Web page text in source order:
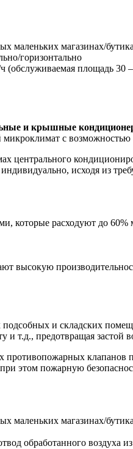
маленьких магазинах/
горизонтально
(обслуживаемая площадь 30
и крышные
с возможностью
центрального
исходя из
которые расходуют до
высокую
подсобных и складских
т.д., предотвращая застой
противопожарных
этом пожарную
маленьких магазинах/
обработанного воздуха